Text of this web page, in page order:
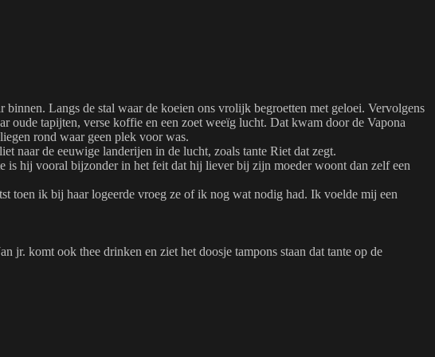
Langs de stal waar de koeien ons vrolijk begroetten met geloei. Vervolgens
oude tapijten, verse koffie en een zoet weeïg lucht. Dat kwam door de Vapona
rond waar geen plek voor was.
naar de eeuwige landerijen in de lucht, zoals tante Riet dat zegt.
is hij vooral bijzonder in het feit dat hij liever bij zijn moeder woont dan zelf een
toen ik bij haar logeerde vroeg ze of ik nog wat nodig had. Ik voelde mij een
jr. komt ook thee drinken en ziet het doosje tampons staan dat tante op de